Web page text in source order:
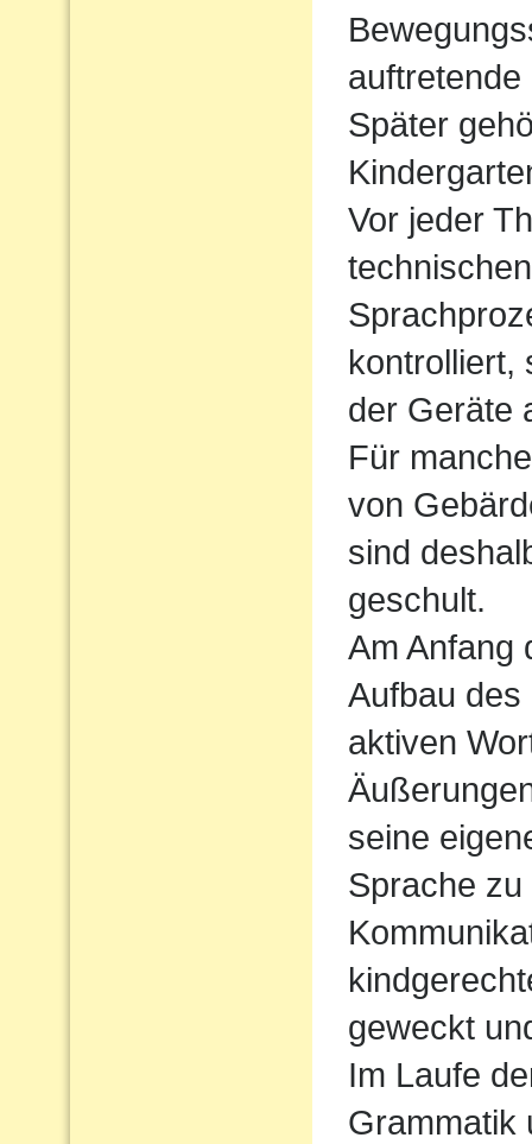
Später
Vor jeder
kontrolliert,
der Geräte
Für
von
sind
geschult.
Am Anfang
Aufbau
aktiven
seine
Sprache
geweckt
Im Laufe
Grammatik